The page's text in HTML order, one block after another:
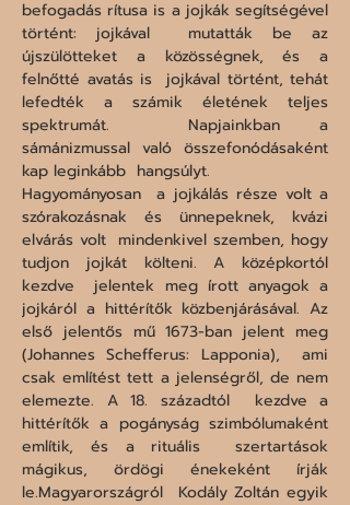
befogadás rítusa is a jojkák segítségével
történt: jojkával  mutatták be az
újszülötteket a közösségnek, és a
felnőtté avatás is  jojkával történt, tehát
lefedték a számik életének teljes
spektrumát.  Napjainkban a
sámánizmussal való összefonódásaként
kap leginkább  hangsúlyt.
Hagyományosan  a jojkálás része volt a
szórakozásnak és ünnepeknek, kvázi
elvárás volt  mindenkivel szemben, hogy
tudjon jojkát költeni. A középkortól
kezdve  jelentek meg írott anyagok a
jojkáról a hittérítők közbenjárásával. Az
első jelentős mű 1673-ban jelent meg
(Johannes Schefferus: Lapponia),  ami
csak említést tett a jelenségről, de nem
elemezte. A 18. századtól  kezdve a
hittérítők a pogányság szimbólumaként
említik, és a rituális  szertartások
mágikus, ördögi énekeként írják
le.Magyarországról  Kodály Zoltán egyik